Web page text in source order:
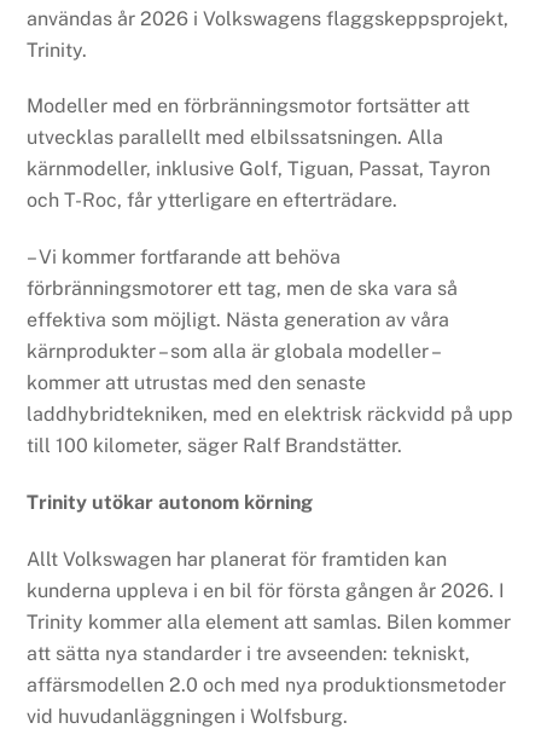
användas år 2026 i Volkswagens flaggskeppsprojekt,
Trinity.
Modeller med en förbränningsmotor fortsätter att
utvecklas parallellt med elbilssatsningen. Alla
kärnmodeller, inklusive Golf, Tiguan, Passat, Tayron
och T-Roc, får ytterligare en efterträdare.
– Vi kommer fortfarande att behöva
förbränningsmotorer ett tag, men de ska vara så
effektiva som möjligt. Nästa generation av våra
kärnprodukter – som alla är globala modeller –
kommer att utrustas med den senaste
laddhybridtekniken, med en elektrisk räckvidd på upp
till 100 kilometer, säger Ralf Brandstätter.
Trinity utökar autonom körning
Allt Volkswagen har planerat för framtiden kan
kunderna uppleva i en bil för första gången år 2026. I
Trinity kommer alla element att samlas. Bilen kommer
att sätta nya standarder i tre avseenden: tekniskt,
affärsmodellen 2.0 och med nya produktionsmetoder
vid huvudanläggningen i Wolfsburg.